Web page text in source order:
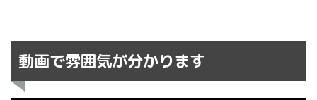
動画で雰囲気が分かります